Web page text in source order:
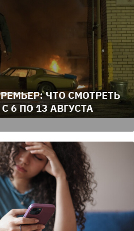
ЧТО СМОТРЕТЬ
6 ПО 13 АВГУСТА